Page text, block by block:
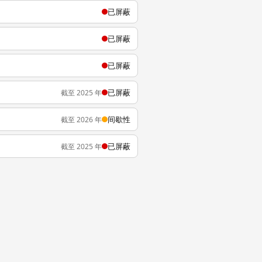
已屏蔽
已屏蔽
已屏蔽
截至 2025 年 已屏蔽
截至 2026 年 间歇性
截至 2025 年 已屏蔽